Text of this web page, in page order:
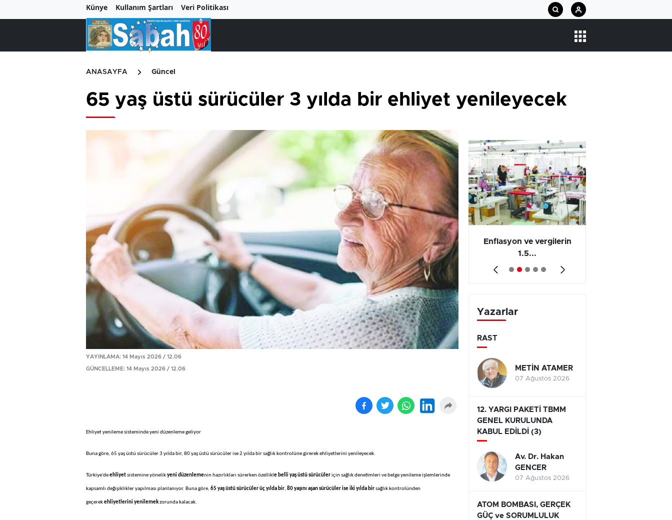
Künye Kullanım Şartları Veri Politikası
ANASAYFA Güncel
65 yaş üstü sürücüler 3 yılda bir ehliyet yenileyecek
YAYINLAMA: 14 Mayıs 2026 / 12.06
GÜNCELLEME: 14 Mayıs 2026 / 12.06
Ehliyet yenileme sisteminde yeni düzenleme geliyor
Buna göre, 65 yaş üstü sürücüler 3 yılda bir, 80 yaş üstü sürücüler ise 2 yılda bir sağlık kontrolüne girerek ehliyetlerini yenileyecek.
Türkiye'deehliyetsistemine yönelikyeni düzenlemenin hazırlıkları sürerken özellikl e belli yaş üstü sürücüleriçin sağlık denetimleri ve belge yenileme işlemlerinde
kapsamlı değişiklikler yapılması planlanıyor. Buna göre, 65 yaş üstü sürücüler üç yılda bir, 80 yaşını aşan sürücüler ise iki yılda birsağlık kontrolünden
geçerekehliyetlerini yenilemekzorunda kalacak.
Birçok uyku hastalığının
tan...
En ucuz sigara 120 TL, en
pa...
Enflasyon ve vergilerin
1.5...
Yazarlar
RAST
METİN ATAMER
07 Ağustos 2026
12. YARGI PAKETİ TBMM
GENEL KURULUNDA
KABUL EDİLDİ (3)
Av. Dr. Hakan
GENCER
07 Ağustos 2026
ATOM BOMBASI, GERÇEK
GÜÇ ve SORUMLULUK